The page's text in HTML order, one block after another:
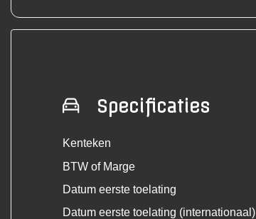
Specificaties
Kenteken
BTW of Marge
Datum eerste toelating
Datum eerste toelating (internationaal)